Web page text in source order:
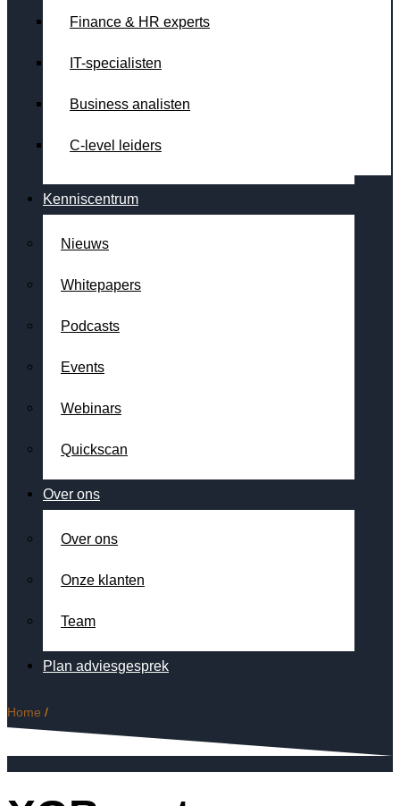
Finance & HR experts
IT-specialisten
Business analisten
C-level leiders
Kenniscentrum
Nieuws
Whitepapers
Podcasts
Events
Webinars
Quickscan
Over ons
Over ons
Onze klanten
Team
Plan adviesgesprek
Home /